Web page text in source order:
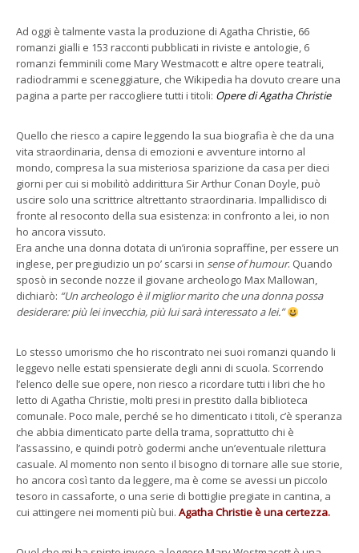
Ad oggi è talmente vasta la produzione di Agatha Christie, 66
romanzi gialli e 153 racconti pubblicati in riviste e antologie, 6
romanzi femminili come Mary Westmacott e altre opere teatrali,
radiodrammi e sceneggiature, che Wikipedia ha dovuto creare una
pagina a parte per raccogliere tutti i titoli: Opere di Agatha Christie
Quello che riesco a capire leggendo la sua biografia è che da una
vita straordinaria, densa di emozioni e avventure intorno al
mondo, compresa la sua misteriosa sparizione da casa per dieci
giorni per cui si mobilitò addirittura Sir Arthur Conan Doyle, può
uscire solo una scrittrice altrettanto straordinaria. Impallidisco di
fronte al resoconto della sua esistenza: in confronto a lei, io non
ho ancora vissuto.
Era anche una donna dotata di un’ironia sopraffine, per essere un
inglese, per pregiudizio un po’ scarsi in sense of humour. Quando
sposò in seconde nozze il giovane archeologo Max Mallowan,
dichiarò: “Un archeologo è il miglior marito che una donna possa
desiderare: più lei invecchia, più lui sarà interessato a lei.”
Lo stesso umorismo che ho riscontrato nei suoi romanzi quando li
leggevo nelle estati spensierate degli anni di scuola. Scorrendo
l’elenco delle sue opere, non riesco a ricordare tutti i libri che ho
letto di Agatha Christie, molti presi in prestito dalla biblioteca
comunale. Poco male, perché se ho dimenticato i titoli, c’è speranza
che abbia dimenticato parte della trama, soprattutto chi è
l’assassino, e quindi potrò godermi anche un’eventuale rilettura
casuale. Al momento non sento il bisogno di tornare alle sue storie,
ho ancora così tanto da leggere, ma è come se avessi un piccolo
tesoro in cassaforte, o una serie di bottiglie pregiate in cantina, a
cui attingere nei momenti più bui. Agatha Christie è una certezza.